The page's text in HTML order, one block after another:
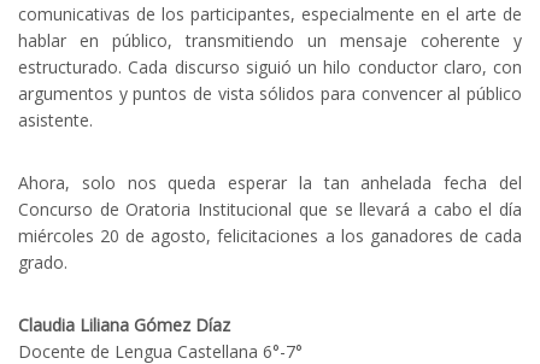
comunicativas de los participantes, especialmente en el arte de
hablar en público, transmitiendo un mensaje coherente y
estructurado. Cada discurso siguió un hilo conductor claro, con
argumentos y puntos de vista sólidos para convencer al público
asistente.
Ahora, solo nos queda esperar la tan anhelada fecha del
Concurso de Oratoria Institucional que se llevará a cabo el día
miércoles 20 de agosto, felicitaciones a los ganadores de cada
grado.
Claudia Liliana Gómez Díaz
Docente de Lengua Castellana 6°-7°